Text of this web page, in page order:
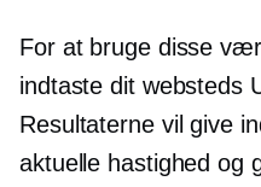
For at bruge disse
indtaste dit websteds
Resultaterne vil give
aktuelle hastighed og